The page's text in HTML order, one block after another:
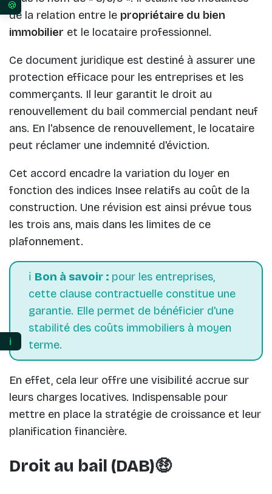
de la relation entre le propriétaire du bien
immobilier et le locataire professionnel.
Ce document juridique est destiné à assurer une
protection efficace pour les entreprises et les
commerçants. Il leur garantit le droit au
renouvellement du bail commercial pendant neuf
ans. En l'absence de renouvellement, le locataire
peut réclamer une indemnité d'éviction.
Cet accord encadre la variation du loyer en
fonction des indices Insee relatifs au coût de la
construction. Une révision est ainsi prévue tous
les trois ans, mais dans les limites de ce
plafonnement.
ℹ️ Bon à savoir : pour les entreprises,
cette clause contractuelle constitue une
garantie. Elle permet de bénéficier d'une
stabilité des coûts immobiliers à moyen
terme.
En effet, cela leur offre une visibilité accrue sur
leurs charges locatives. Indispensable pour
mettre en place la stratégie de croissance et leur
planification financière.
Droit au bail (DAB)🤑
Vos préférences en matière de consentement
ℹ️